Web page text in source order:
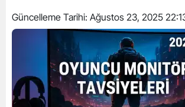
Güncelleme Tarihi: Ağustos 23, 2025